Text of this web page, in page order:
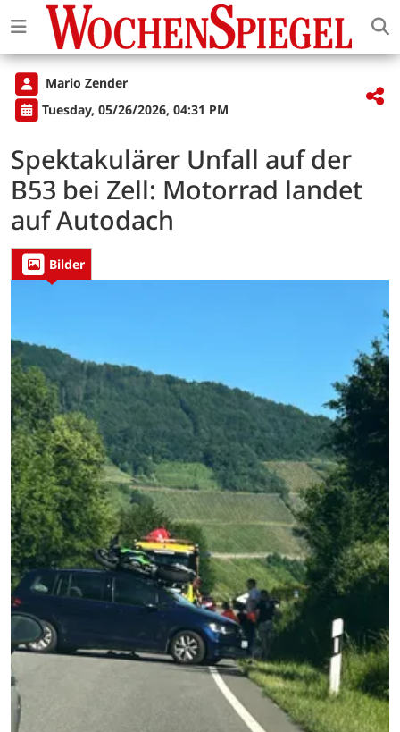
Mario Zender
Tuesday, 05/26/2026, 04:31 PM
Spektakulärer Unfall auf der
B53 bei Zell: Motorrad landet
auf Autodach
Bilder